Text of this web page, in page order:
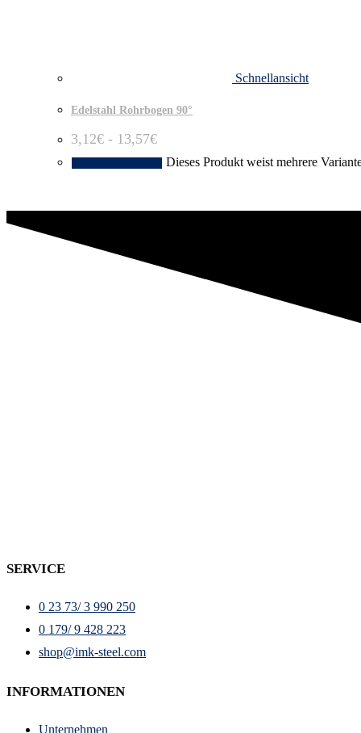
Schnellansicht
Edelstahl Rohrbogen 90°
3,12€ - 13,57€
Dieses Produkt weist mehrere
SERVICE
0 23 73/ 3 990 250
0 179/ 9 428 223
shop@imk-steel.com
INFORMATIONEN
Unternehmen